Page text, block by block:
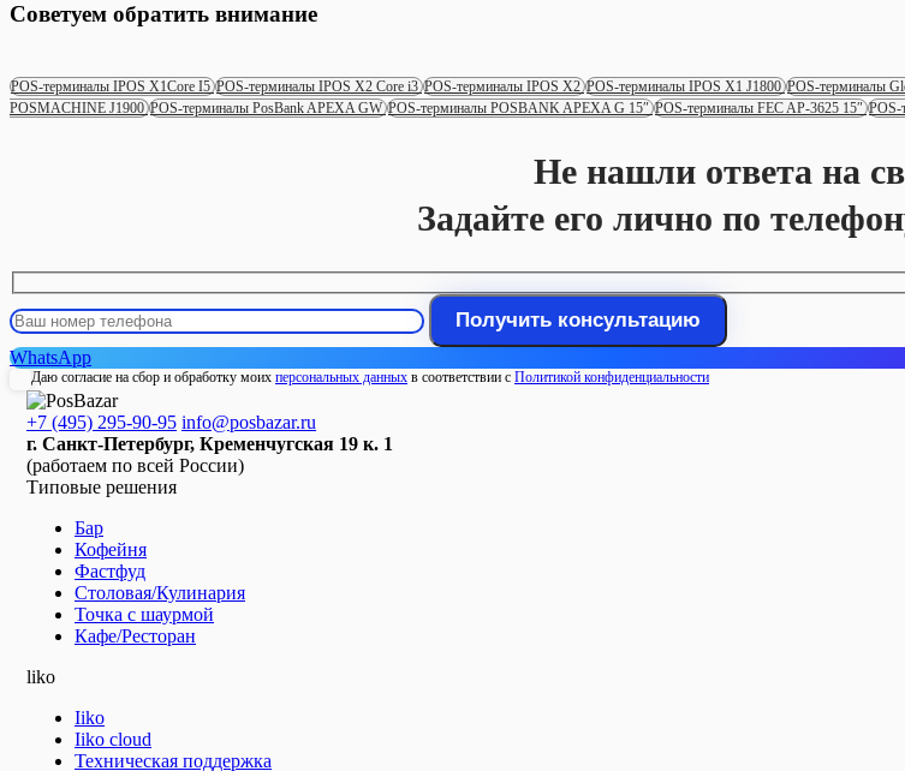
Советуем обратить внимание
POS-терминалы IPOS X1Core I5POS-терминалы IPOS X2 Core i3POS-терминалы IPOS X2POS-терминалы IPOS X1 J1800POS-терминалы
POSMACHINE J1900POS-терминалы PosBank APEXA GWPOS-терминалы POSBANK APEXA G 15″POS-терминалы FEC AP-3625 15″POS-
Не нашли ответа на
Задайте его лично по
WhatsApp
Даю согласие на сбор и обработку моих персональных данных в соответствии с Политикой конфиденциальности
+7 (495) 295-90-95 info@posbazar.ru
г. Санкт-Петербург, Кременчугская 19 к. 1
(работаем по всей России)
Типовые решения
Бар
Кофейня
Фастфуд
Столовая/Кулинария
Точка с шаурмой
Кафе/Ресторан
liko
Iiko
Iiko cloud
Техническая поддержка